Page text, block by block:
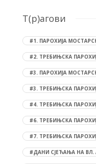
T(р)агови
#1. ПАРОХИЈА
#2. ТРЕБИЊСКА
#3. ПАРОХИЈА
#3. ТРЕБИЊСКА
#4. ТРЕБИЊСКА
#6. ТРЕБИЊСКА
#7. ТРЕБИЊСКА
#ДАНИ СЈЕЋАЊА НА ВЛ.